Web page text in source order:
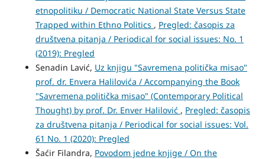
etnopolitiku / Democratic National State Versus State
Trapped within Ethno Politics , Pregled: časopis za
društvena pitanja / Periodical for social issues: No. 1
(2019): Pregled
Senadin Lavić, Uz knjigu "Savremena politička misao"
prof. dr. Envera Halilovića / Accompanying the Book
"Savremena politička misao" (Contemporary Political
Thought) by prof. Dr. Enver Halilović , Pregled: časopis
za društvena pitanja / Periodical for social issues: Vol.
61 No. 1 (2020): Pregled
Šaćir Filandra, Povodom jedne knjige / On the